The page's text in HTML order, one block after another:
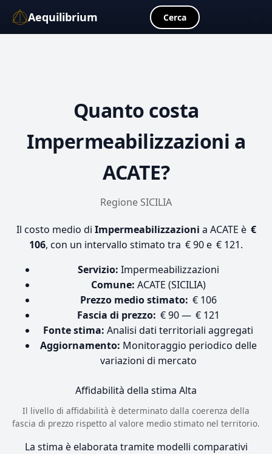
Aequilibrium Cerca
Quanto costa
Impermeabilizzazioni a
ACATE?
Regione SICILIA
Il costo medio di Impermeabilizzazioni a ACATE è €
106, con un intervallo stimato tra € 90 e € 121.
Servizio: Impermeabilizzazioni
Comune: ACATE (SICILIA)
Prezzo medio stimato: € 106
Fascia di prezzo: € 90 — € 121
Fonte stima: Analisi dati territoriali aggregati
Aggiornamento: Monitoraggio periodico delle
variazioni di mercato
Affidabilità della stima Alta
Il livello di affidabilità è determinato dalla coerenza della
fascia di prezzo rispetto al valore medio stimato nel territorio.
La stima è elaborata tramite modelli comparativi